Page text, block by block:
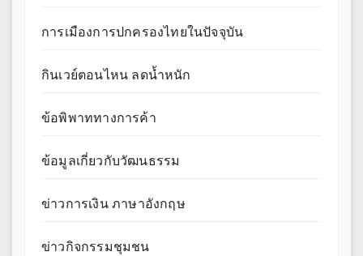
การเมืองการปกครองไทยในปัจจุบัน
กินเวย์ตอนไหน ลดน้ำหนัก
ข้อพิพาททางการค้า
ข้อมูลเกี่ยวกับวัฒนธรรม
ข่าวการเงิน ภาษาอังกฤษ
ข่าวกิจกรรมชุมชน